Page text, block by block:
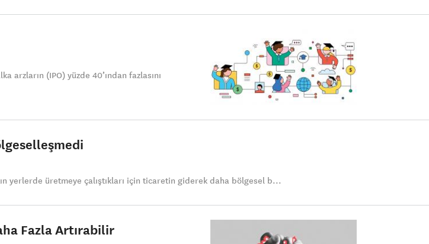
arzların (IPO) yüzde 40’ından fazlasını
yerlerde üretmeye çalıştıkları için ticaretin giderek daha bölgesel b...
Fazla Artırabilir